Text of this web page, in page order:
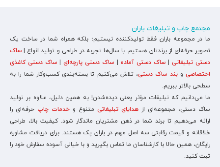
مجتمع چاپ و تبلیغات باران
ما در مجموعه باران فقط تولیدکننده نیستیم؛ بلکه همراه شما در ساخت یک
تصویر حرفه‌ای از برندتان هستیم. با سال‌ها تجربه در طراحی و تولید انواع | ساک
دستی تبلیغاتی |ساک دستی آماده ساک دستی پارچه‌ای| ساک دستی کاغذی
اختصاصی وبند ساک دستی، تلاش می‌کنیم تا بسته‌بندی کسب‌وکار شما را به
سطحی بالاتر ببریم.
ما می‌دانیم که تبلیغات مؤثر یعنی دیده‌شدن! به همین دلیل، علاوه بر تولید
ساک دستی، مجموعه‌ای از هدایای تبلیغاتی متنوع و خدمات چاپ حرفه‌ای را
ارائه می‌دهیم تا برند شما در ذهن مشتریان ماندگار شود. کیفیت بالا، طراحی
خلاقانه و قیمت رقابتی سه اصل مهم در باران پک هستند. برای دریافت مشاوره
رایگان، همین حالا با کارشناسان ما تماس بگیرید و با خیالی آسوده سفارش خود را
ثبت کنید.